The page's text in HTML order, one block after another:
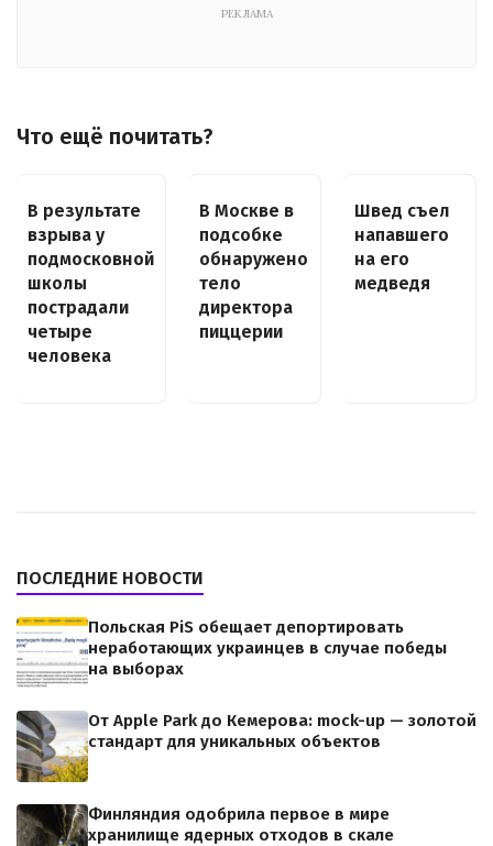
РЕКЛАМА
Что ещё почитать?
В результате
взрыва у
подмосковной
школы
пострадали
четыре
человека
В Москве в
подсобке
обнаружено
тело
директора
пиццерии
Швед съел
напавшего
на его
медведя
ПОСЛЕДНИЕ НОВОСТИ
Польская PiS обещает депортировать
неработающих украинцев в случае победы
на выборах
От Apple Park до Кемерова: mock-up — золотой
стандарт для уникальных объектов
Финляндия одобрила первое в мире
хранилище ядерных отходов в скале